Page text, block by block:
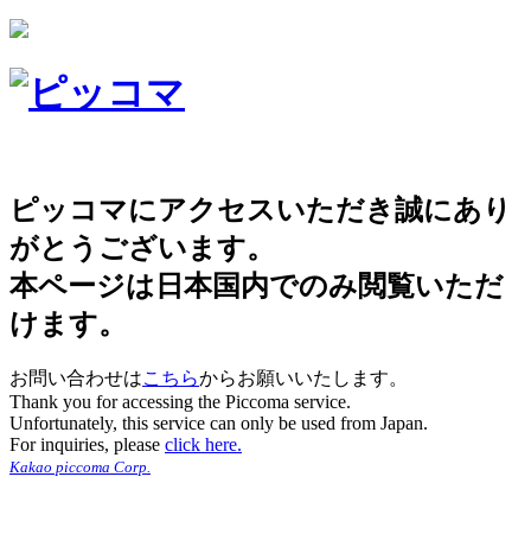
ピッコマにアクセスいただき誠にあり
がとうございます。
本ページは日本国内でのみ閲覧いただ
けます。
お問い合わせはこちらからお願いいたします。
Thank you for accessing the Piccoma service.
Unfortunately, this service can only be used from Japan.
For inquiries, please click here.
Kakao piccoma Corp.